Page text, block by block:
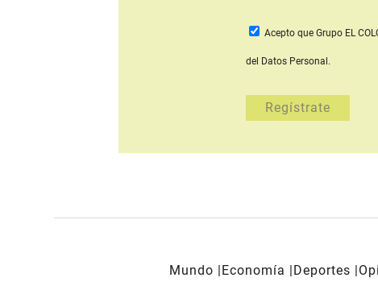
Acepto que Grupo EL
del Datos Personal.
Mundo Economía Deportes